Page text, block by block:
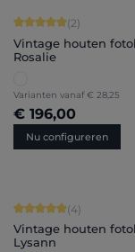
Gemiddelde score
(2)
Vintage houten
Rosalie
Varianten vanaf € 28,25
€ 196,00
Nu configureren
Gemiddelde score
(4)
Vintage houten
Lysann